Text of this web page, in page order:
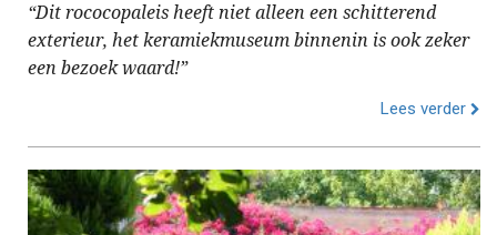
“Dit rococopaleis heeft niet alleen een schitterend
exterieur, het keramiekmuseum binnenin is ook zeker
een bezoek waard!”
Lees verder